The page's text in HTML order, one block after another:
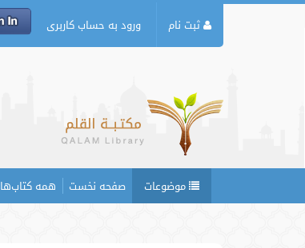
ثبت نام ورود به حساب کاربری
موضوعات صفحه نخست همه کتاب‌ها